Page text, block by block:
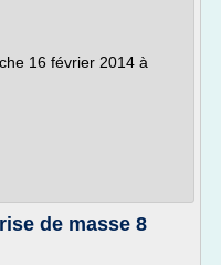
16 février 2014 à
de masse 8